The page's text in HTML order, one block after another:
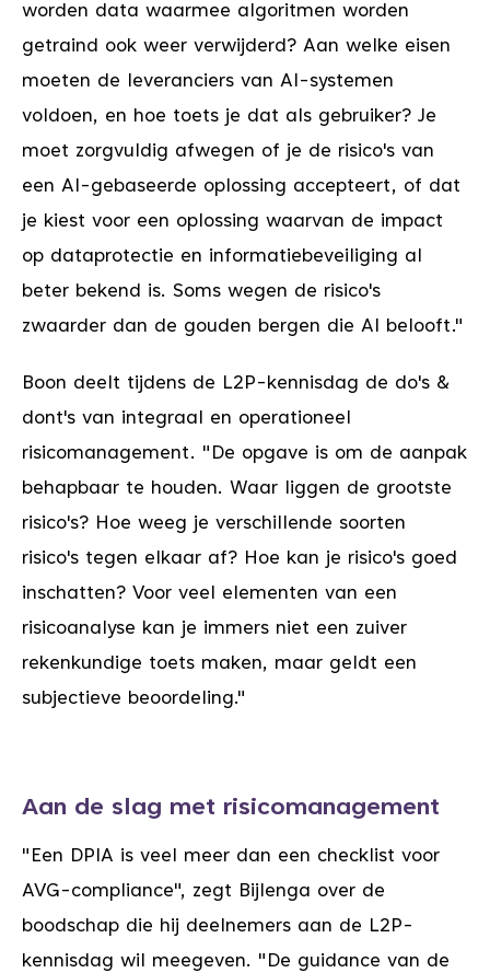
worden data waarmee algoritmen worden
getraind ook weer verwijderd? Aan welke eisen
moeten de leveranciers van AI-systemen
voldoen, en hoe toets je dat als gebruiker? Je
moet zorgvuldig afwegen of je de risico's van
een AI-gebaseerde oplossing accepteert, of dat
je kiest voor een oplossing waarvan de impact
op dataprotectie en informatiebeveiliging al
beter bekend is. Soms wegen de risico's
zwaarder dan de gouden bergen die AI belooft."
Boon deelt tijdens de L2P-kennisdag de do's &
dont's van integraal en operationeel
risicomanagement. "De opgave is om de aanpak
behapbaar te houden. Waar liggen de grootste
risico's? Hoe weeg je verschillende soorten
risico's tegen elkaar af? Hoe kan je risico's goed
inschatten? Voor veel elementen van een
risicoanalyse kan je immers niet een zuiver
rekenkundige toets maken, maar geldt een
subjectieve beoordeling."
Aan de slag met risicomanagement
"Een DPIA is veel meer dan een checklist voor
AVG-compliance", zegt Bijlenga over de
boodschap die hij deelnemers aan de L2P-
kennisdag wil meegeven. "De guidance van de